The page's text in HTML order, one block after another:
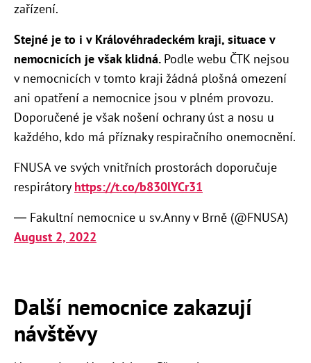
zařízení.
Stejné je to i v Královéhradeckém kraji, situace v
nemocnicích je však klidná. Podle webu ČTK nejsou
v nemocnicích v tomto kraji žádná plošná omezení
ani opatření a nemocnice jsou v plném provozu.
Doporučené je však nošení ochrany úst a nosu u
každého, kdo má příznaky respiračního onemocnění.
FNUSA ve svých vnitřních prostorách doporučuje
respirátory https://t.co/b830lYCr31
— Fakultní nemocnice u sv.Anny v Brně (@FNUSA)
August 2, 2022
Další nemocnice zakazují
návštěvy